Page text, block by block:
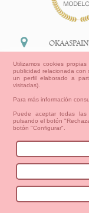
Bebés
NUEVA COLECCION
Cómo crear
Utilizamos cookies
publicidad relacionada con
un perfil elaborado a
visitadas).
Para más información
Puede aceptar todas
pulsando el botón
botón "Configurar".